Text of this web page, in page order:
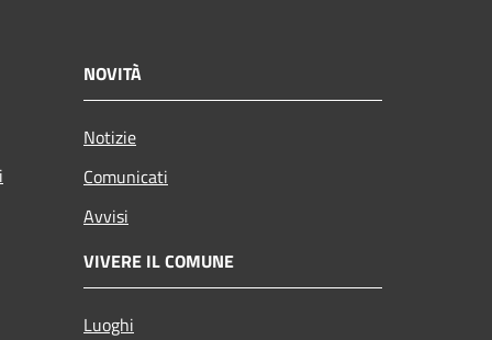
NOVITÀ
Notizie
Comunicati
Avvisi
VIVERE IL COMUNE
Luoghi